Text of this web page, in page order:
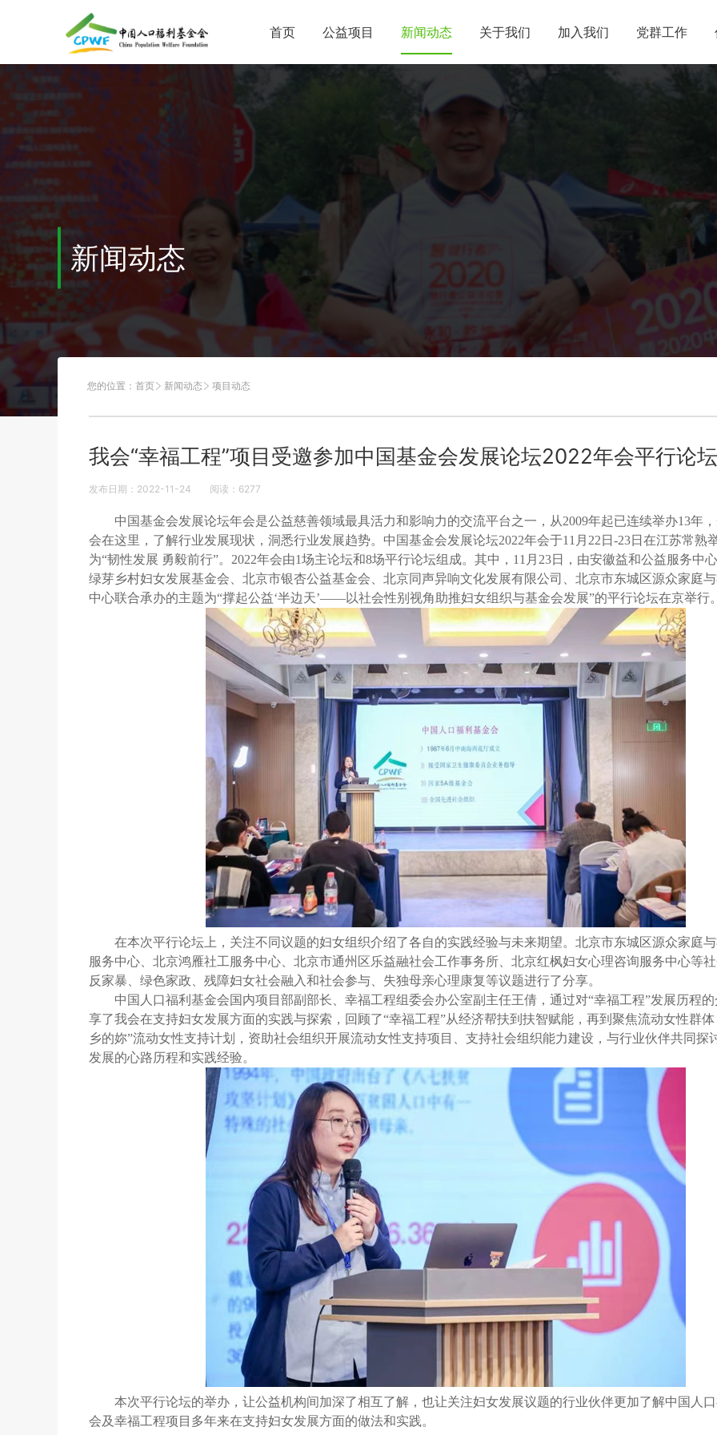
首页 公益项目 新闻动态 关于我们 加入我们 党群工作
新闻动态
您的位置： 首页 新闻动态 项目动态
我会“幸福工程”项目受邀参加中国基金会发展论坛2022年会平行论坛
发布日期：2022-11-24 阅读： 6277
中国基金会发展论坛年会是公益慈善领域最具活力和影响力的交流平台之一，从2009年起已连续举办13年
会在这里，了解行业发展现状，洞悉行业发展趋势。中国基金会发展论坛2022年会于11 月 22 日 -23日在江苏常熟
为“韧性发展 勇毅前行”。 2022年会由1场主论坛和8场平行论坛组成。其中， 11 月 23日，由安徽益和公益服务中
绿芽乡村妇女发展基金会、北京市银杏公益基金会、北京同声异响文化发展有限公司、北京市东城区源众家庭
中心联合承办的主题为“撑起公益‘半边天’——以社会性别视角助推妇女组织与基金会发展”的平行论坛在京举行
在本次平行论坛上，关注不同议题的妇女组织介绍了各自的实践经验与未来期望。北京市东城区源众家庭
服务中心、北京鸿雁社工服务中心、北京市通州区乐益融社会工作事务所、北京红枫妇女心理咨询服务中心等
反家暴、绿色家政、残障妇女社会融入和社会参与、失独母亲心理康复等议题进行了分享。
中国人口福利基金会国内项目部副部长、幸福工程组委会办公室副主任王倩，通过对“幸福工程”发展历程
享了我会在支持妇女发展方面的实践与探索，回顾了“幸福工程”从经济帮扶到扶智赋能，再到聚焦流动女性群体
乡的妳”流动女性支持计划，资助社会组织开展流动女性支持项目、支持社会组织能力建设，与行业伙伴共同探
发展的心路历程和实践经验。
本次平行论坛的举办，让公益机构间加深了相互了解，也让关注妇女发展议题的行业伙伴更加了解中国人
会及幸福工程项目多年来在支持妇女发展方面的做法和实践。